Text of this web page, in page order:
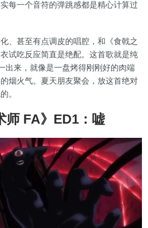
每一个音符的弹跳感都是精心计算过
、甚至有点调皮的唱腔，和《食戟之
试吃反应简直是绝配。这首歌就是纯
出来，就像是一盘烤得刚刚好的肉端
烟火气。夏天朋友聚会，放这首绝对
。
师 FA》ED1：嘘